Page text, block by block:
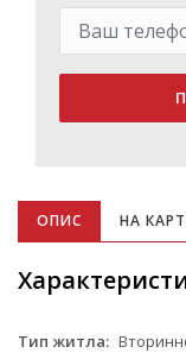
ОПИС НА
Тип житла: